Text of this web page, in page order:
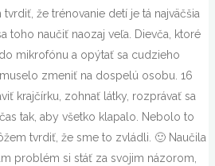
že trénovanie detí je tá najväčšia
toho naučiť naozaj veľa. Dievča, ktoré
mikrofónu a opýtať sa cudzieho
zmeniť na dospelú osobu. 16
krajčírku, zohnať látky, rozprávať sa
tak, aby všetko klapalo. Nebolo to
tvrdiť, že sme to zvládli. 🙂 Naučila
problém si stáť za svojim názorom,